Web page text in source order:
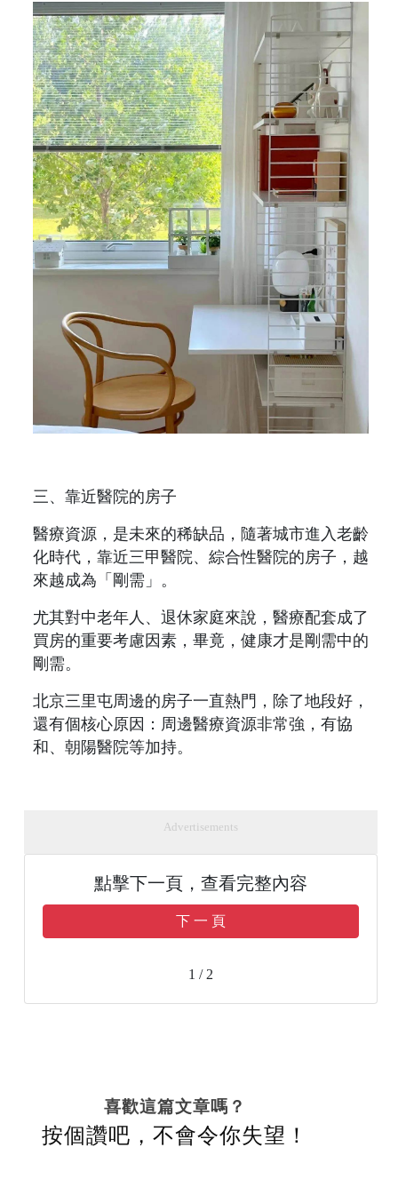
三、靠近醫院的房子
醫療資源，是未來的稀缺品，隨著城市進入老齡
化時代，靠近三甲醫院、綜合性醫院的房子，越
來越成為「剛需」。
尤其對中老年人、退休家庭來說，醫療配套成了
買房的重要考慮因素，畢竟，健康才是剛需中的
剛需。
北京三里屯周邊的房子一直熱門，除了地段好，
還有個核心原因：周邊醫療資源非常強，有協
和、朝陽醫院等加持。
Advertisements
點擊下一頁，查看完整內容
下 一 頁
1 / 2
喜歡這篇文章嗎？
按個讚吧，不會令你失望！